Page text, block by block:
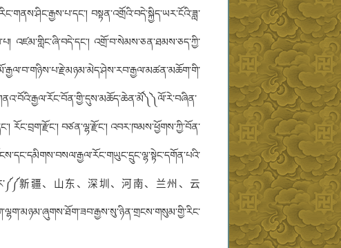
བསྟན་འགྲོའི་བདེ་སྐྱིད་ཡར་ངོའི་ཟླ་
འཛམ་གླིང་ཞི་བདེ་དང་། འགྲོ་བ་སེམས་ཅན་ཐམས་ཅད་ཀྱི་
རོང་བྲག་རྫོང་། བཙན་ལྷ་རྫོང་། འབར་ཁམས་ཕྱོགས་ཀྱི་བོན་
新疆、山东、深圳、河南、兰州、云